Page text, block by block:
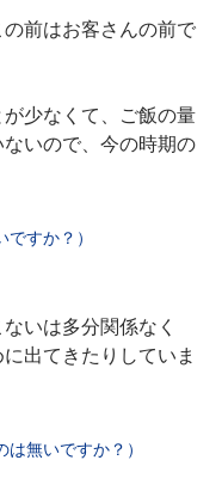
前はお客さんの前で
少なくて、ご飯の量
いので、今の時期の
すか？）
いは多分関係なく
出てきたりしていま
は無いですか？）